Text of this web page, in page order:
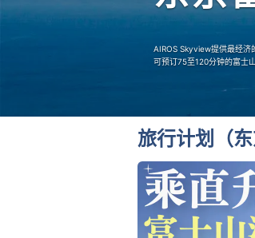
AIROS Skyview提供最经济
可预订75至120分钟的富士
旅行计划（